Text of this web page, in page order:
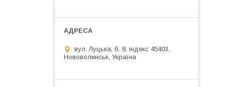
вул. Луцька, б. 8, індекс 45403,
Нововолинськ, Україна